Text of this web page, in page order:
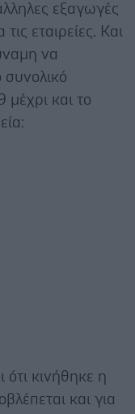
εξαγωγές
εταιρείες. Και
να
και το
ότι κινήθηκε η
και για